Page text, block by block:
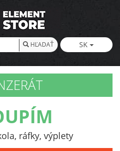
HĽADAŤ SK
ráfky, výplety